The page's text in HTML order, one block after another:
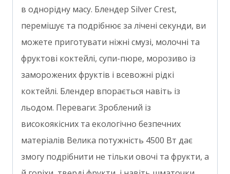
в однорідну масу. Блендер Silver Crest,
перемішує та подрібнює за лічені секунди, ви
можете приготувати ніжні смузі, молочні та
фруктові коктейлі, супи-пюре, морозиво із
заморожених фруктів і всевожні рідкі
коктейлі. Блендер впорається навіть із
льодом. Переваги: Зроблений із
високоякісних та екологічно безпечних
матеріалів Велика потужність 4500 Вт дає
змогу подрібнити не тільки овочі та фрукти, а